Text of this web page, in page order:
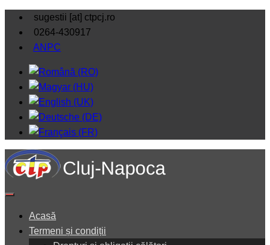
sugestii [at] ctpcj.ro
0264-430917
ANPC
Acasă
Termeni și condiții